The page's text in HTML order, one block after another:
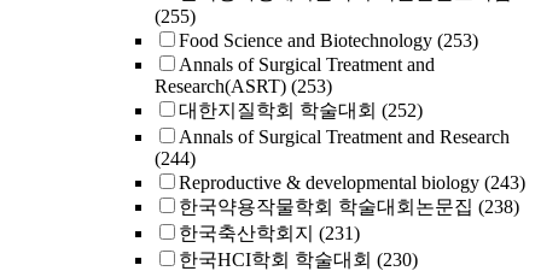
(255)
Food Science and Biotechnology (253)
Annals of Surgical Treatment and
Research(ASRT) (253)
대한지질학회 학술대회 (252)
Annals of Surgical Treatment and Research
(244)
Reproductive & developmental biology (243)
한국약용작물학회 학술대회논문집 (238)
한국축산학회지 (231)
한국HCI학회 학술대회 (230)